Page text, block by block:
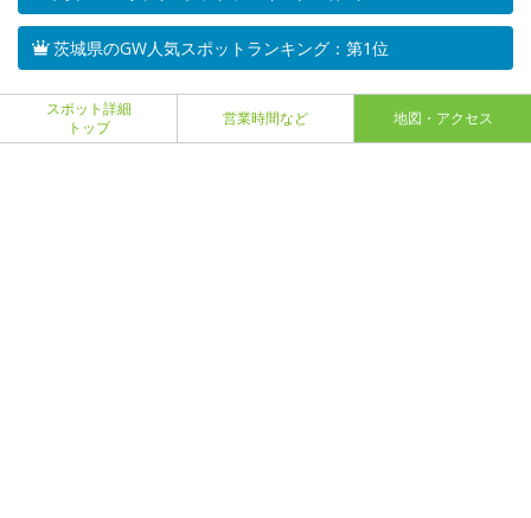
茨城県のGW人気スポットランキング：第1位
スポット詳細
トップ
営業時間など 地図・アクセス